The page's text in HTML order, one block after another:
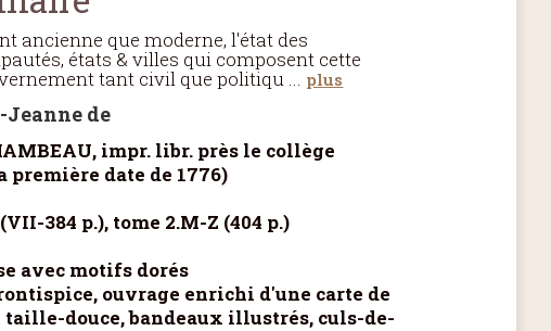
ancienne que moderne, l'état des
états & villes qui composent cette
tant civil que politiqu ... plus
Jeanne de
impr. libr. près le collège
date de 1776)
384 p.), tome 2.M-Z (404 p.)
avec motifs dorés
ouvrage enrichi d'une carte de
douce, bandeaux illustrés, culs-de-